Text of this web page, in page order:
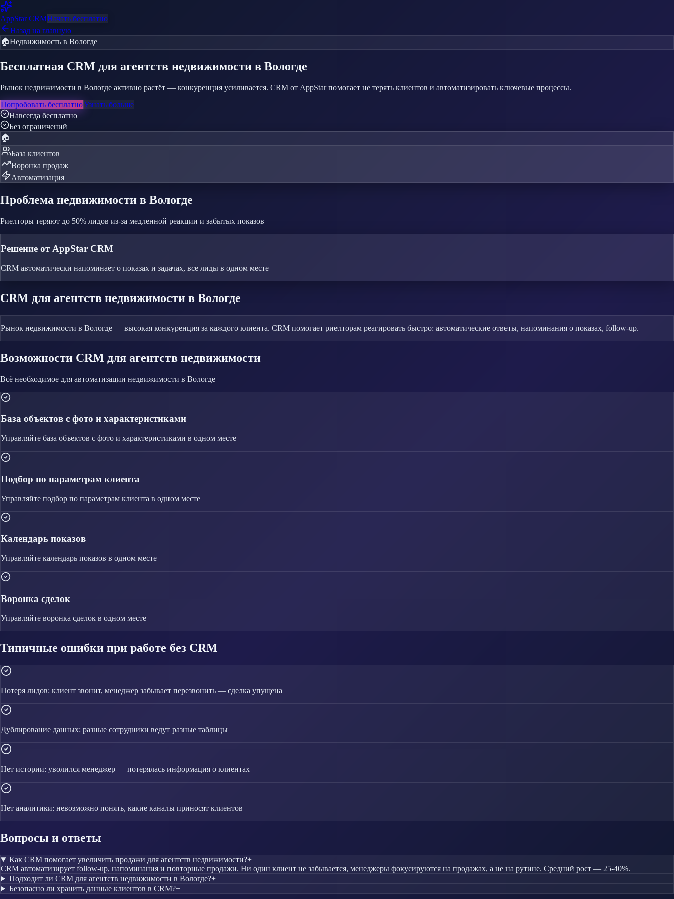
AppStarCRMНачать бесплатно
Назад на главную
🏠Недвижимость в Вологде
Бесплатная CRM для агентств недвижимости в Вологде
Рынок недвижимости в Вологде активно растёт — конкуренция усиливается. CRM от AppStar помогает не терять клиентов и автоматизировать ключевые процессы.
Попробовать бесплатноУзнать больше
Навсегда бесплатно
Без ограничений
🏠
База клиентов
Воронка продаж
Автоматизация
Проблема недвижимости в Вологде
Риелторы теряют до 50% лидов из-за медленной реакции и забытых показов
Решение от AppStar CRM
CRM автоматически напоминает о показах и задачах, все лиды в одном месте
CRM для агентств недвижимости в Вологде
Рынок недвижимости в Вологде — высокая конкуренция за каждого клиента. CRM помогает риелторам реагировать быстро: автоматические ответы, напоминания о показах, follow-up.
Возможности CRM для агентств недвижимости
Всё необходимое для автоматизации недвижимости в Вологде
База объектов с фото и характеристиками
Управляйте база объектов с фото и характеристиками в одном месте
Подбор по параметрам клиента
Управляйте подбор по параметрам клиента в одном месте
Календарь показов
Управляйте календарь показов в одном месте
Воронка сделок
Управляйте воронка сделок в одном месте
Типичные ошибки при работе без CRM
Потеря лидов: клиент звонит, менеджер забывает перезвонить — сделка упущена
Дублирование данных: разные сотрудники ведут разные таблицы
Нет истории: уволился менеджер — потерялась информация о клиентах
Нет аналитики: невозможно понять, какие каналы приносят клиентов
Вопросы и ответы
Как CRM помогает увеличить продажи для агентств недвижимости?+
CRM автоматизирует follow-up, напоминания и повторные продажи. Ни один клиент не забывается, менеджеры фокусируются на продажах, а не на рутине. Средний рост — 25-40%.
Подходит ли CRM для агентств недвижимости в Вологде?+
Безопасно ли хранить данные клиентов в CRM?+